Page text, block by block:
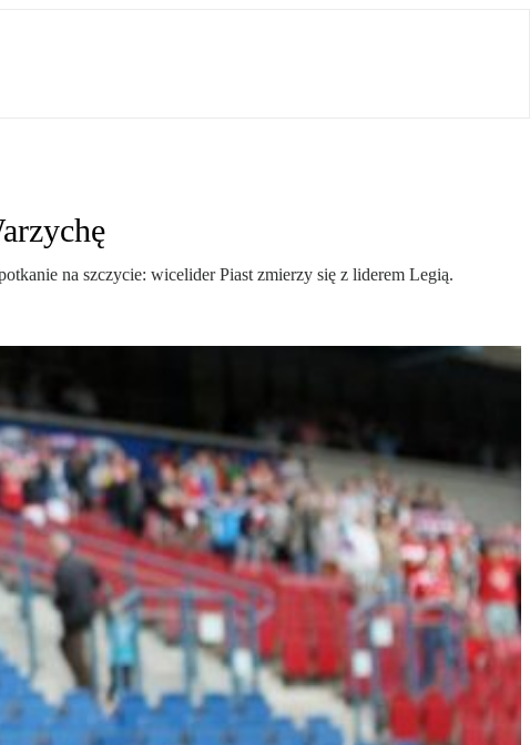
na szczycie: wicelider Piast zmierzy się z liderem Legią.